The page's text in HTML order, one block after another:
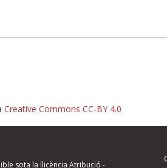
Creative Commons CC-BY 4.0
sota la llicència Atribució -